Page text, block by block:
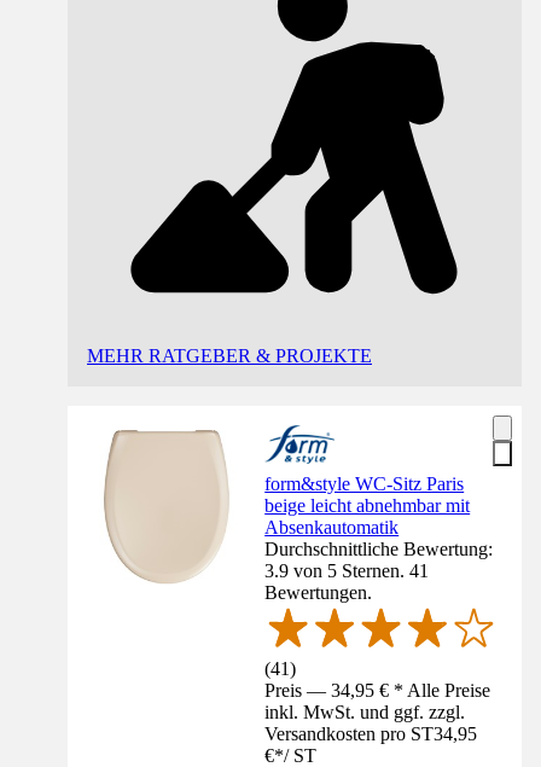
MEHR RATGEBER & PROJEKTE
form&style WC-Sitz Paris
beige leicht abnehmbar mit
Absenkautomatik
Durchschnittliche Bewertung:
3.9 von 5 Sternen. 41
Bewertungen.
(41)
Preis — 34,95 € * Alle Preise
inkl. MwSt. und ggf. zzgl.
Versandkosten pro ST34,95
€*/ ST